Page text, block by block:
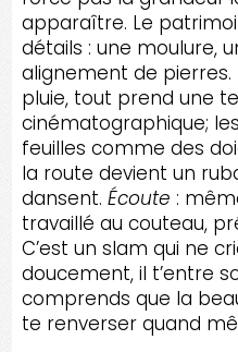
apparaître. Le
détails : une moulure,
alignement de pierres.
pluie, tout prend une
cinématographique;
feuilles comme des
la route devient un
dansent. Écoute :
travaillé au couteau,
C’est un slam qui ne
doucement, il t’entre
comprends que la
te renverser quand